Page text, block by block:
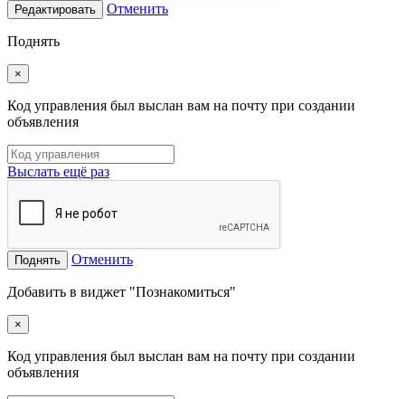
Редактировать Отменить
Поднять
×
Код управления был выслан вам на почту при создании
объявления
Выслать ещё раз
Поднять Отменить
Добавить в виджет "Познакомиться"
×
Код управления был выслан вам на почту при создании
объявления